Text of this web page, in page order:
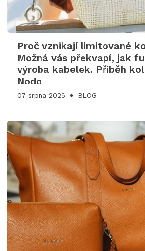
Proč vznikají limitované
Možná vás překvapí, jak
výroba kabelek. Příběh
Nodo
07 srpna 2026 BLOG